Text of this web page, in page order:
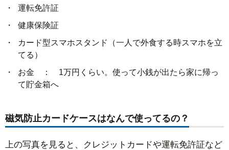
運転免許証
健康保険証
カード型スマホスタンド（一人で外食する時スマホを立
てる）
お金 ： 1万円くらい。使って小銭が出たら家に帰っ
て貯金箱へ
磁気防止カードケースはなんで使ってるの？
上の写真を見ると、クレジットカードや運転免許証など